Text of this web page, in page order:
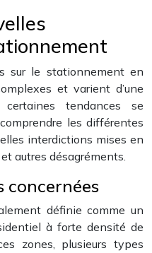
sur le stationnement en
et varient d’une
tendances se
les différentes
interdictions mises en
autres désagréments.
concernées
définie comme un
à forte densité de
zones, plusieurs types